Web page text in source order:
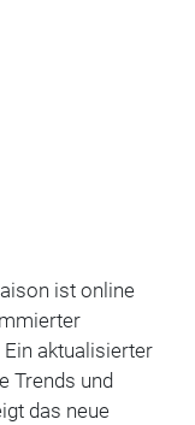
ist online
aktualisierter
Trends und
das neue